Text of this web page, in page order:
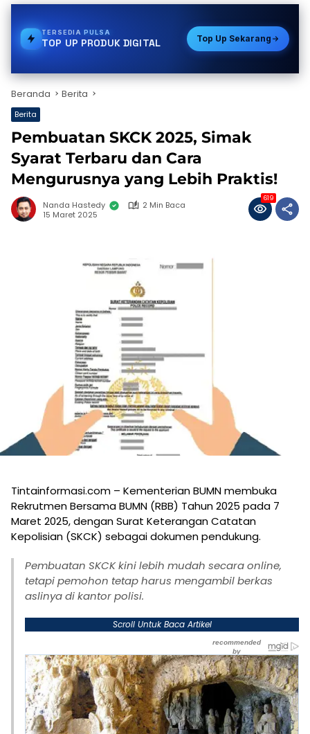
TERSEDIAGAS
TOP UP PRODUK DIGITAL Top Up Sekarang
Beranda Berita
Berita
Pembuatan SKCK 2025, Simak
Syarat Terbaru dan Cara
Mengurusnya yang Lebih Praktis!
Nanda Hastedy
2 Min Baca
15 Maret 2025
619
Tintainformasi.com – Kementerian BUMN membuka
Rekrutmen Bersama BUMN (RBB) Tahun 2025 pada 7
Maret 2025, dengan Surat Keterangan Catatan
Kepolisian (SKCK) sebagai dokumen pendukung.
Pembuatan SKCK kini lebih mudah secara online,
tetapi pemohon tetap harus mengambil berkas
aslinya di kantor polisi.
Scroll Untuk Baca Artikel